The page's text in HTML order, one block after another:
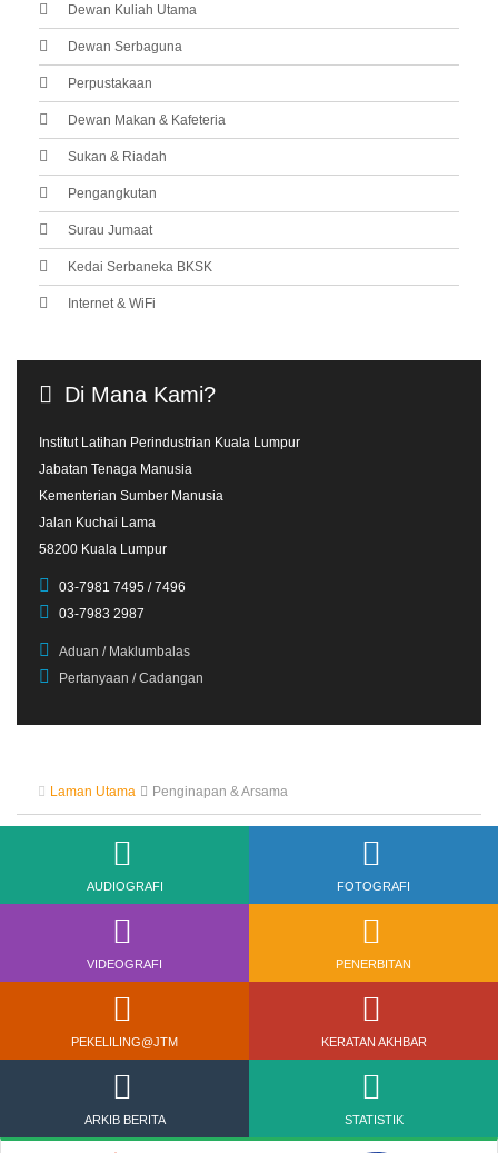
Dewan Kuliah Utama
Dewan Serbaguna
Perpustakaan
Dewan Makan & Kafeteria
Sukan & Riadah
Pengangkutan
Surau Jumaat
Kedai Serbaneka BKSK
Internet & WiFi
Di Mana Kami?
Institut Latihan Perindustrian Kuala Lumpur
Jabatan Tenaga Manusia
Kementerian Sumber Manusia
Jalan Kuchai Lama
58200 Kuala Lumpur
03-7981 7495 / 7496
03-7983 2987
Aduan / Maklumbalas
Pertanyaan / Cadangan
Laman Utama Penginapan & Arsama
AUDIOGRAFI FOTOGRAFI
VIDEOGRAFI PENERBITAN
PEKELILING@JTM KERATAN AKHBAR
ARKIB BERITA STATISTIK